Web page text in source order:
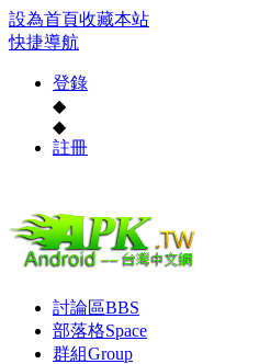
設為首頁收藏本站
快捷導航
登錄
◆
◆
註冊
討論區BBS
部落格Space
群組Group